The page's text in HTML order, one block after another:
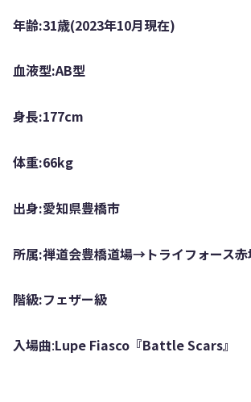
年齢:31歳(2023年10月現在)
血液型:AB型
身長:177cm
体重:66kg
出身:愛知県豊橋市
所属:禅道会豊橋道場→トライフォース赤
階級:フェザー級
入場曲:Lupe Fiasco『Battle Scars』